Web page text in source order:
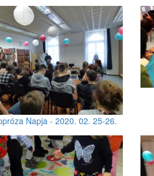
Napja - 2020. 02. 25-26.